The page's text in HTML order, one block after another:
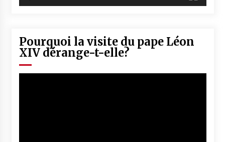
Pourquoi la visite du pape Léon
XIV dérange-t-elle?